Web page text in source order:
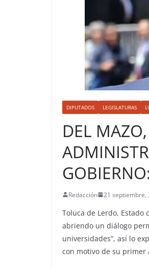
DIPUTADOS LEGISLATURAS
DEL
Redacción 21 septiembre,
Toluca de Lerdo,
abriendo un diálogo
universidades”, así lo
con motivo de su primer